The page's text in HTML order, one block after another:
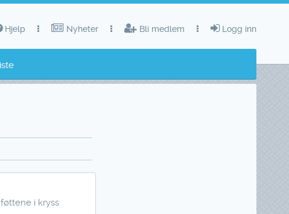
Logg inn
Bli medlem
Nyheter
Hjelp
i kryss